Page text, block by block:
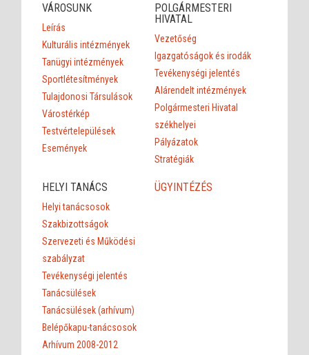
VÁROSUNK
Leírás
Kulturális intézmények
Tanügyi intézmények
Sportlétesítmények
Tulajdonosi Társulások
Várostérkép
Testvértelepülések
Események
POLGÁRMESTERI
HIVATAL
Vezetőség
Igazgatóságok és irodák
Tevékenységi jelentés
Alárendelt intézmények
Polgármesteri Hivatal
székhelyei
Pályázatok
Stratégiák
HELYI TANÁCS
Helyi tanácsosok
Szakbizottságok
Szervezeti és Működési
szabályzat
Tevékenységi jelentés
Tanácsülések
Tanácsülések (arhívum)
Belépőkapu-tanácsosok
Arhívum 2008-2012
ÜGYINTÉZÉS